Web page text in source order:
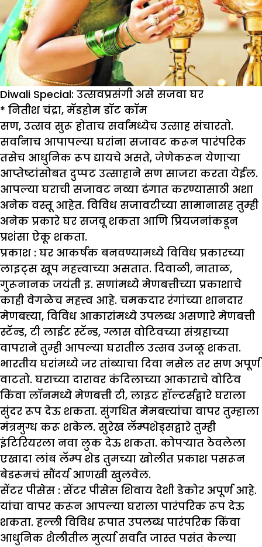
Diwali Special: उत्सवप्रसंगी असे सजवा घर
* नितीश चंद्रा, मॅडहोम डॉट कॉम
सण, उत्सव सुरू होताच सर्वांमध्येच उत्साह संचारतो.
सर्वांनाच आपापल्या घरांना सजावट करून पारंपरिक
तसेच आधुनिक रूप द्यायचे असते, जेणेकरून येणाऱ्या
आप्तेष्टांसोबत दुप्पट उत्साहाने सण साजरा करता येईल.
आपल्या घराची सजावट नव्या ढंगात करण्यासाठी अशा
अनेक वस्तू आहेत. विविध सजावटीच्या सामानासह तुम्ही
अनेक प्रकारे घर सजवू शकता आणि प्रियजनांकडून
प्रशंसा ऐकू शकता.
प्रकाश : घर आकर्षक बनवण्यामध्ये विविध प्रकारच्या
लाइट्स खूप महत्त्वाच्या असतात. दिवाळी, नाताळ,
गुरूनानक जयंती इ. सणांमध्ये मेणबत्तीच्या प्रकाशाचे
काही वेगळेच महत्त्व आहे. चमकदार रंगांच्या शानदार
मेणबत्त्या, विविध आकारांमध्ये उपलब्ध असणारे मेणबत्ती
स्टॅन्ड, टी लाईट स्टॅन्ड, ग्लास वोटिवच्या संग्रहाच्या
वापराने तुम्ही आपल्या घरातील उत्सव उजळू शकता.
भारतीय घरांमध्ये जर तांब्याचा दिवा नसेल तर सण अपूर्ण
वाटतो. घराच्या दारावर कंदिलाच्या आकाराचे वोटिव
किंवा लॉनमध्ये मेणबत्ती टी, लाइट हॉल्टर्सद्वारे घराला
सुंदर रूप देऊ शकता. सुंगधित मेमबत्त्यांचा वापर तुम्हाला
मंत्रमुग्ध करू शकेल. सुरेख लॅम्पशेड्सद्वारे तुम्ही
इंटिरियरला नवा लुक देऊ शकता. कोपऱ्यात ठेवलेला
एखादा लांब लॅम्प शेड तुमच्या खोलीत प्रकाश पसरून
बेडरूमचं सौंदर्य आणखी खुलवेल.
सेंटर पीसेस : सेंटर पीसेस शिवाय देशी डेकोर अपूर्ण आहे.
यांचा वापर करून आपल्या घराला पारंपरिक रूप देऊ
शकता. हल्ली विविध रूपात उपलब्ध पारंपरिक किंवा
आधुनिक शैलीतील मुर्त्या सर्वांत जास्त पसंत केल्या